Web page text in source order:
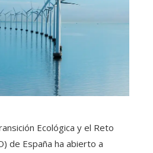
Ecológica y el Reto
de España ha abierto a